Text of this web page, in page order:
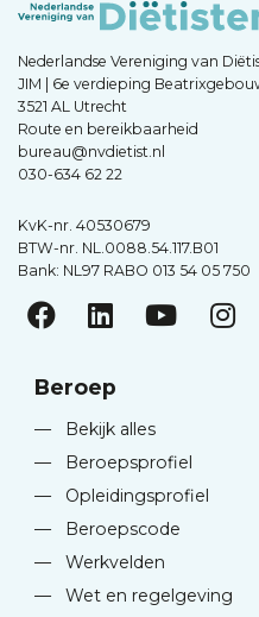
Nederlandse Vereniging van
JIM | 6e verdieping
3521 AL Utrecht
Route en bereikbaarheid
bureau@nvdietist.nl
030-634 62 22
KvK-nr. 40530679
BTW-nr. NL.0088.54.117.B01
Bank: NL97 RABO 013 54 05 750
Beroep
—
Bekijk alles
—
Beroepsprofiel
—
Opleidingsprofiel
—
Beroepscode
—
Werkvelden
—
Wet en regelgeving